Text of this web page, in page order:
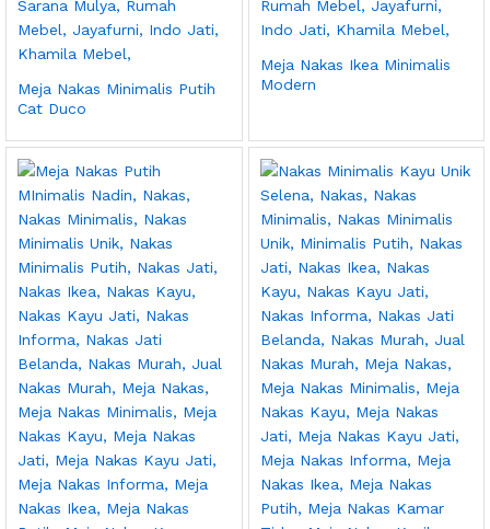
Meja Nakas Minimalis Putih
Cat Duco
Meja Nakas Ikea Minimalis
Modern